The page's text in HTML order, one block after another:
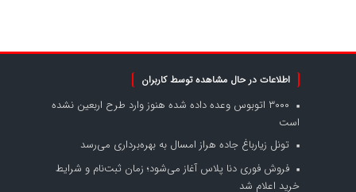
اطلاعات در حال مشاهده توسط کاربران
۳۰۰۰ اتوبوس وعده داده شده هنوز وارد طرح اربعین نشده
است
تونل زیارباغ جاده هراز امسال به بهره‌برداری می‌رسد
فروش فوری دنا پلاس آغاز می‌شود؛ زمان ثبت‌نام و شرایط
خرید اعلام شد